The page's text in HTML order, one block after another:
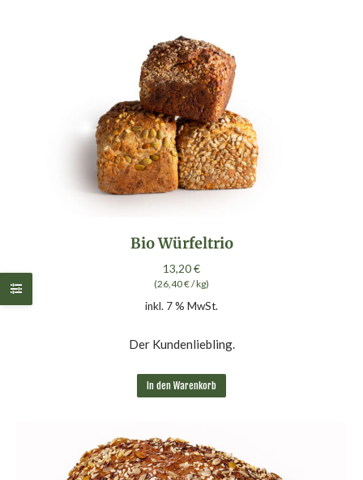
Bio Würfeltrio
13,20€
(26,40€/kg)
inkl. 7 % MwSt.
Der Kundenliebling.
In den Warenkorb